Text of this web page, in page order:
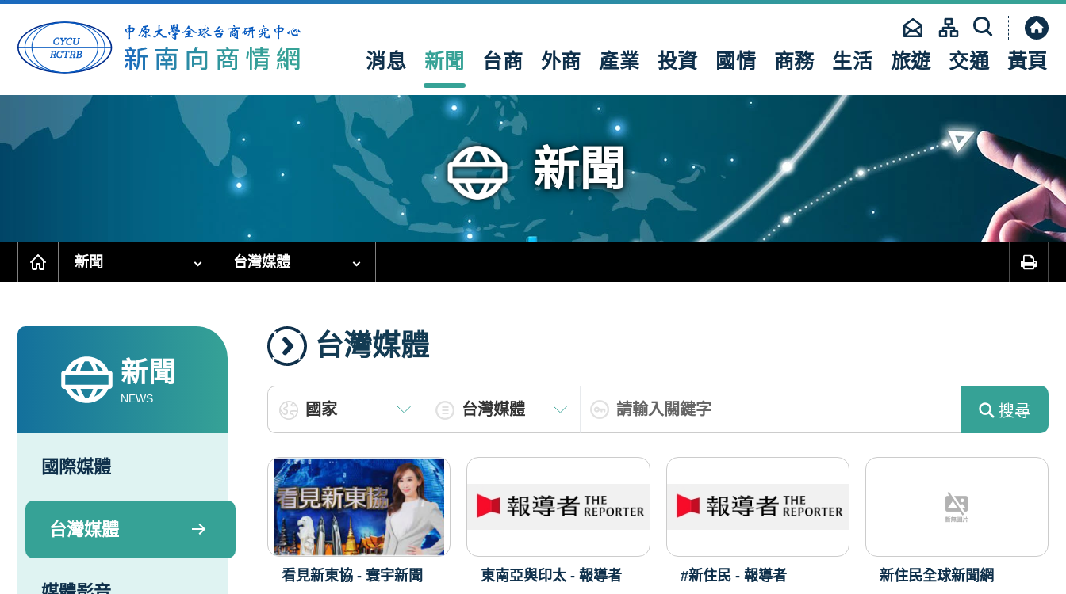
跳
消息 新聞 台商 外商 產業 投資 國情 商務 生活 旅遊 交通 黃頁
新聞
新聞 台灣媒體
新聞
NEWS
國際媒體
台灣媒體
台灣媒體
搜尋
看見新東協 - 寰宇新聞 東南亞與印太 - 報導者 #新住民 - 報導者 新住民全球新聞網